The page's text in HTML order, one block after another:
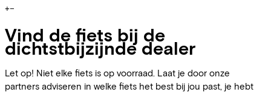
+−
Vind de fiets bij de
dichtstbijzijnde dealer
Let op! Niet elke fiets is op voorraad. Laat je door onze
partners adviseren in welke fiets het best bij jou past, je hebt